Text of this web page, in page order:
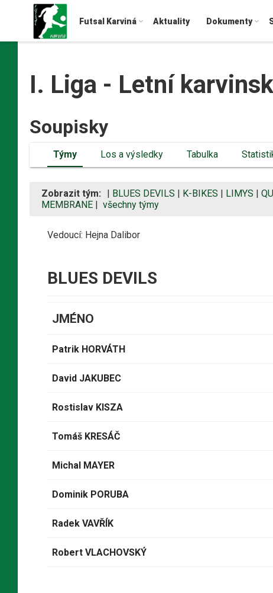
Futsal Karviná Aktuality Dokumenty
I. Liga - Letní
Soupisky
Týmy Los a výsledky Tabulka
Zobrazit tým: | BLUES DEVILS | K-BIKES | LIMYS |
MEMBRANE | všechny týmy
Vedoucí: Hejna Dalibor
BLUES DEVILS
JMÉNO
Patrik HORVÁTH
David JAKUBEC
Rostislav KISZA
Tomáš KRESÁČ
Michal MAYER
Dominik PORUBA
Radek VAVŘÍK
Robert VLACHOVSKÝ